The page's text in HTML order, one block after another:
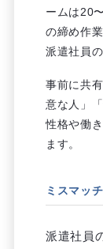
ームは20
の締め作
派遣社員
事前に共
意な人」
性格や働
ます。
ミスマッ
派遣社員